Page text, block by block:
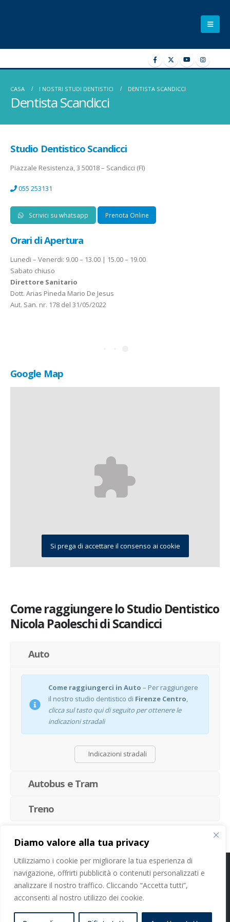
Diamo valore alla tua privacy
Utilizziamo i cookie per migliorare la tua esperienza di
navigazione, offrirti pubblicità o contenuti personalizzati e
analizzare il nostro traffico. Cliccando “Accetta tutti”,
acconsenti al nostro utilizzo dei cookie.
CASA I NOSTRI STUDI DENTISTICI DENTISTA SCANDICCI
Dentista Scandicci
Studio Dentistico Scandicci
Piazzale Resistenza, 3 50018 – Scandicci (FI)
055 253131
Scrivici su whatsapp Prenota Online
Orari diApertura
Lunedi – Venerdi: 9.00 – 13.00 | 15.00 – 19.00
Sabato chiuso
Direttore Sanitario
Dott. Arias Pineda Mario De Jesus
Aut. San. nr. 178 del 31/05/2022
Google Map
Si prega di accettare il consenso ai cookie
Come raggiungere lo Studio Dentistico
Nicola Paoleschi di Scandicci
Auto
Come raggiungerci in Auto – Per raggiungere
il nostro studio dentistico di Firenze Centro,
clicca sul tasto qui di seguito per ottenere le
indicazioni stradali
Indicazioni stradali
Autobus e Tram
Treno
Cookie Policy - Privacy Policy
Studi Dentistici Dott. Nicola Paoleschi Srl - P. IVA 11413100964 - C.F.
06374460480